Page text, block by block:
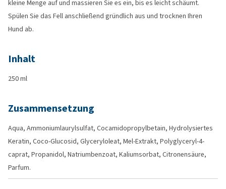
kleine Menge auf und massieren Sie es ein, bis es leicht schäumt.
Spülen Sie das Fell anschließend gründlich aus und trocknen Ihren
Hund ab.
Inhalt
250 ml
Zusammensetzung
Aqua, Ammoniumlaurylsulfat, Cocamidopropylbetain, Hydrolysiertes
Keratin, Coco-Glucosid, Glyceryloleat, Mel-Extrakt, Polyglyceryl-4-
caprat, Propanidol, Natriumbenzoat, Kaliumsorbat, Citronensäure,
Parfum.